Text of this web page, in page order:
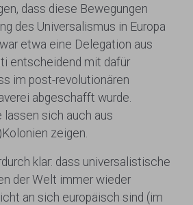
dass diese Bewegungen
des Universalismus in Europa
etwa eine Delegation aus
entscheidend mit dafür
im post-revolutionären
abgeschafft wurde.
lassen sich auch aus
zeigen.
klar: dass universalistische
der Welt immer wieder
an sich europäisch sind (im